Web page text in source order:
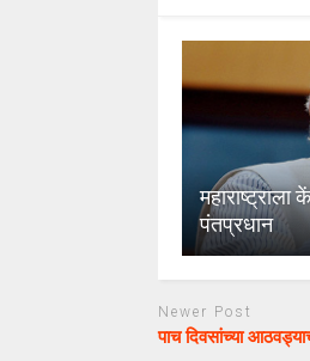
महाराष्ट्राला
पंतप्रधान
Newer Post
पाच दिवसांच्या